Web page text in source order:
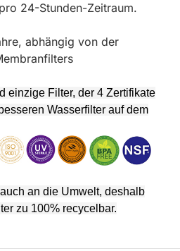
24-Stunden-Zeitraum.
abhängig von der
einzige Filter, der 4 Zertifikate
Wasserfilter auf dem
an die Umwelt, deshalb
zu 100% recycelbar.